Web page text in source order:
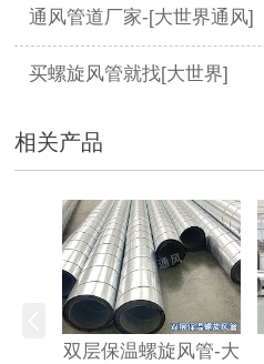
通风管道厂家-[大世界通风]
买螺旋风管就找[大世界]
相关产品
双层保温螺旋风管-大